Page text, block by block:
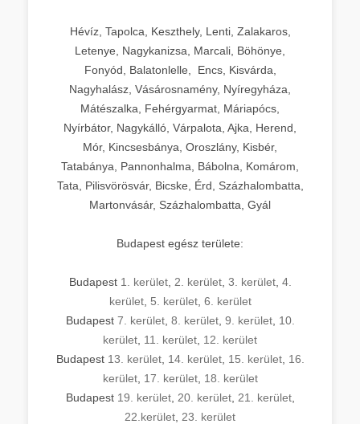
Hévíz, Tapolca, Keszthely, Lenti, Zalakaros,
Letenye, Nagykanizsa, Marcali, Böhönye,
Fonyód, Balatonlelle, Encs, Kisvárda,
Nagyhalász, Vásárosnamény, Nyíregyháza,
Mátészalka, Fehérgyarmat, Máriapócs,
Nyírbátor, Nagykálló, Várpalota, Ajka, Herend,
Mór, Kincsesbánya, Oroszlány, Kisbér,
Tatabánya, Pannonhalma, Bábolna, Komárom,
Tata, Pilisvörösvár, Bicske, Érd, Százhalombatta,
Martonvásár, Százhalombatta, Gyál
Budapest egész területe:
Budapest 1. kerület, 2. kerület, 3. kerület, 4.
kerület, 5. kerület, 6. kerület
Budapest 7. kerület, 8. kerület, 9. kerület, 10.
kerület 11. kerület 12. kerület
Budapest 13. kerület, 14. kerület, 15. kerület, 16.
kerület, 17. kerület, 18. kerület
Budapest 19. kerület, 20. kerület, 21. kerület,
22.kerület 23. kerület